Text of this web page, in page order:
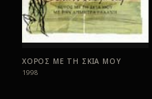
ΧΟΡΟΣ ΜΕ ΤΗ ΣΚΙΑ ΜΟΥ
1998